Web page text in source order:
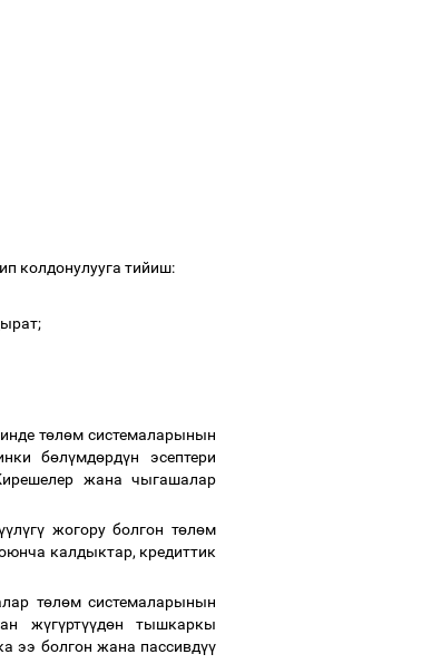
колдонулууга тийиш:
төлөм системаларынын
бөлүмдөрдүн эсептери
жана чыгашалар
лүгүжогору болгон төлөм
калдыктар, кредиттик
төлөм системаларынын
жүгүртүүдөн
тышкаркы
ээ болгон жана пассивдүү